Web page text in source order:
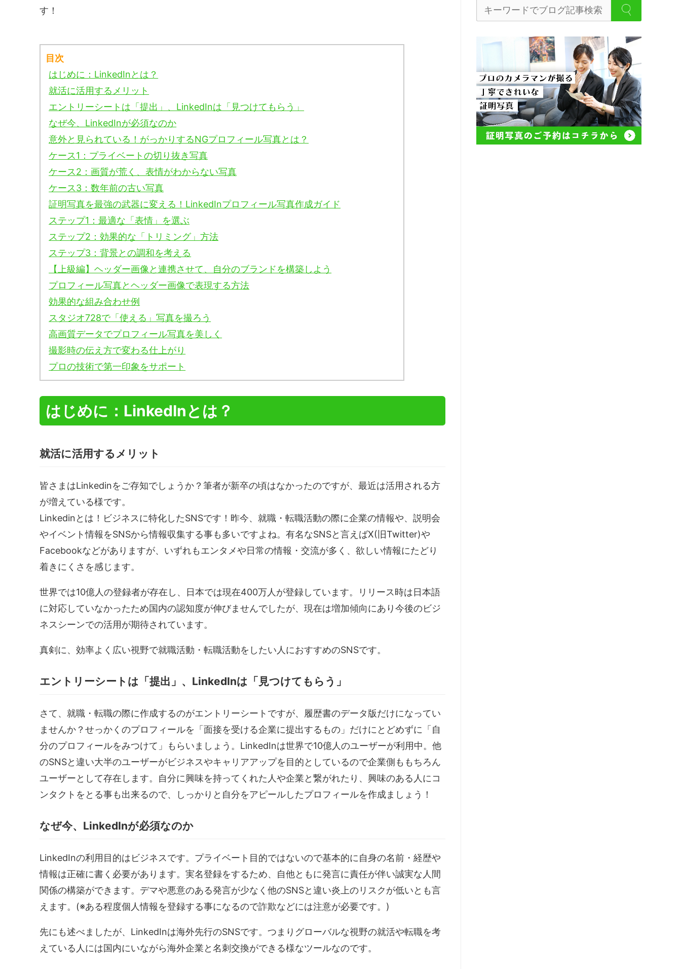
す！
目次
はじめに：LinkedInとは？
就活に活用するメリット
エントリーシートは「提出」、LinkedInは「見つけてもらう」
なぜ今、LinkedInが必須なのか
意外と見られている！がっかりするNGプロフィール写真とは？
ケース1：プライベートの切り抜き写真
ケース2：画質が荒く、表情がわからない写真
ケース3：数年前の古い写真
証明写真を最強の武器に変える！LinkedInプロフィール写真作成ガイド
ステップ1：最適な「表情」を選ぶ
ステップ2：効果的な「トリミング」方法
ステップ3：背景との調和を考える
【上級編】ヘッダー画像と連携させて、自分のブランドを構築しよう
プロフィール写真とヘッダー画像で表現する方法
効果的な組み合わせ例
スタジオ728で「使える」写真を撮ろう
高画質データでプロフィール写真を美しく
撮影時の伝え方で変わる仕上がり
プロの技術で第一印象をサポート
はじめに：LinkedInとは？
就活に活用するメリット
皆さまはLinkedinをご存知でしょうか？筆者が新卒の頃はなかったのですが、最近は活用される方
が増えている様です。
Linkedinとは！ビジネスに特化したSNSです！昨今、就職・転職活動の際に企業の情報や、説明会
やイベント情報をSNSから情報収集する事も多いですよね。有名なSNSと言えばX(旧Twitter)や
Facebookなどがありますが、いずれもエンタメや日常の情報・交流が多く、欲しい情報にたどり
着きにくさを感じます。
世界では10億人の登録者が存在し、日本では現在400万人が登録しています。リリース時は日本語
に対応していなかったため国内の認知度が伸びませんでしたが、現在は増加傾向にあり今後のビジ
ネスシーンでの活用が期待されています。
真剣に、効率よく広い視野で就職活動・転職活動をしたい人におすすめのSNSです。
エントリーシートは「提出」、LinkedInは「見つけてもらう」
さて、就職・転職の際に作成するのがエントリーシートですが、履歴書のデータ版だけになってい
ませんか？せっかくのプロフィールを「面接を受ける企業に提出するもの」だけにとどめずに「自
分のプロフィールをみつけて」もらいましょう。LinkedInは世界で10億人のユーザーが利用中。他
のSNSと違い大半のユーザーがビジネスやキャリアアップを目的としているので企業側ももちろん
ユーザーとして存在します。自分に興味を持ってくれた人や企業と繋がれたり、興味のある人にコ
ンタクトをとる事も出来るので、しっかりと自分をアピールしたプロフィールを作成ましょう！
なぜ今、LinkedInが必須なのか
LinkedInの利用目的はビジネスです。プライベート目的ではないので基本的に自身の名前・経歴や
情報は正確に書く必要があります。実名登録をするため、自他ともに発言に責任が伴い誠実な人間
関係の構築ができます。デマや悪意のある発言が少なく他のSNSと違い炎上のリスクが低いとも言
えます。(※ある程度個人情報を登録する事になるので詐欺などには注意が必要です。)
先にも述べましたが、LinkedInは海外先行のSNSです。つまりグローバルな視野の就活や転職を考
えている人には国内にいながら海外企業と名刺交換ができる様なツールなのです。